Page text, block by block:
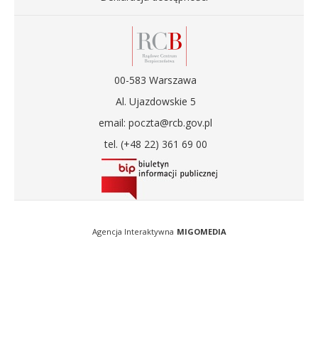
00-583 Warszawa
Al. Ujazdowskie 5
email: poczta@rcb.gov.pl
tel. (+48 22) 361 69 00
Agencja Interaktywna MIGOMEDIA